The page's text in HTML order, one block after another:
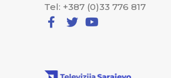
Tel: +387 (0)33 776 817